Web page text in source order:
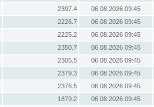
2397.4
06.08.2026 09:45
2226.7
06.08.2026 09:45
2225.2
06.08.2026 09:45
2350.7
06.08.2026 09:45
2305.5
06.08.2026 09:45
2379.3
06.08.2026 09:45
2376.5
06.08.2026 09:45
1879.2
06.08.2026 09:45